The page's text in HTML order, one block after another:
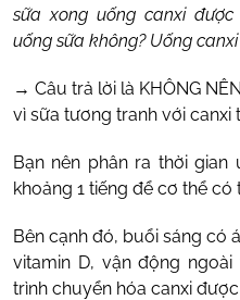
sữa xong uống canxi được
uống sữa không? Uống
→ Câu trả lời là KHÔNG NÊN
vì sữa tương tranh với canxi
Bạn nên phân ra thời gian
khoảng 1 tiếng để cơ thể có
Bên cạnh đó, buổi sáng có
vitamin D, vận động
trình chuyển hóa canxi